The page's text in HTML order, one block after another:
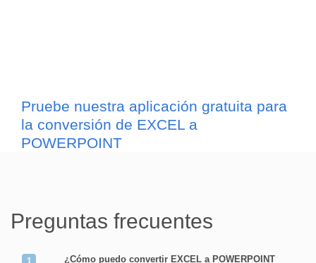
Pruebe nuestra aplicación gratuita para
la conversión de EXCEL a
POWERPOINT
Preguntas frecuentes
¿Cómo puedo convertir EXCEL a POWERPOINT